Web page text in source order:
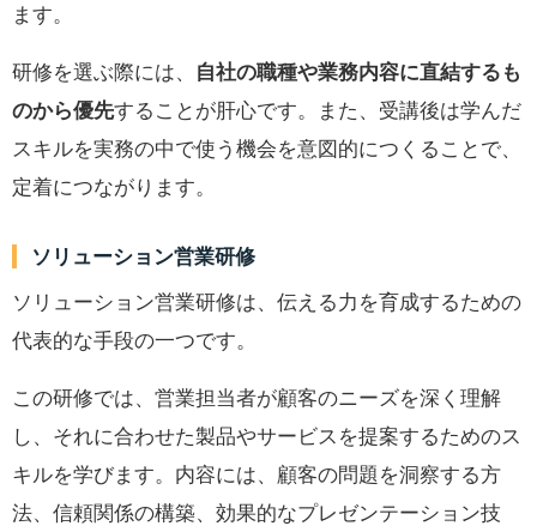
ます。
研修を選ぶ際には、 自社の職種や業務内容に直結するも
のから優先することが肝心です。また、受講後は学んだ
スキルを実務の中で使う機会を意図的につくることで、
定着につながります。
ソリューション営業研修
ソリューション営業研修は、伝える力を育成するための
代表的な手段の一つです。
この研修では、営業担当者が顧客のニーズを深く理解
し、それに合わせた製品やサービスを提案するためのス
キルを学びます。内容には、顧客の問題を洞察する方
法、信頼関係の構築、効果的なプレゼンテーション技